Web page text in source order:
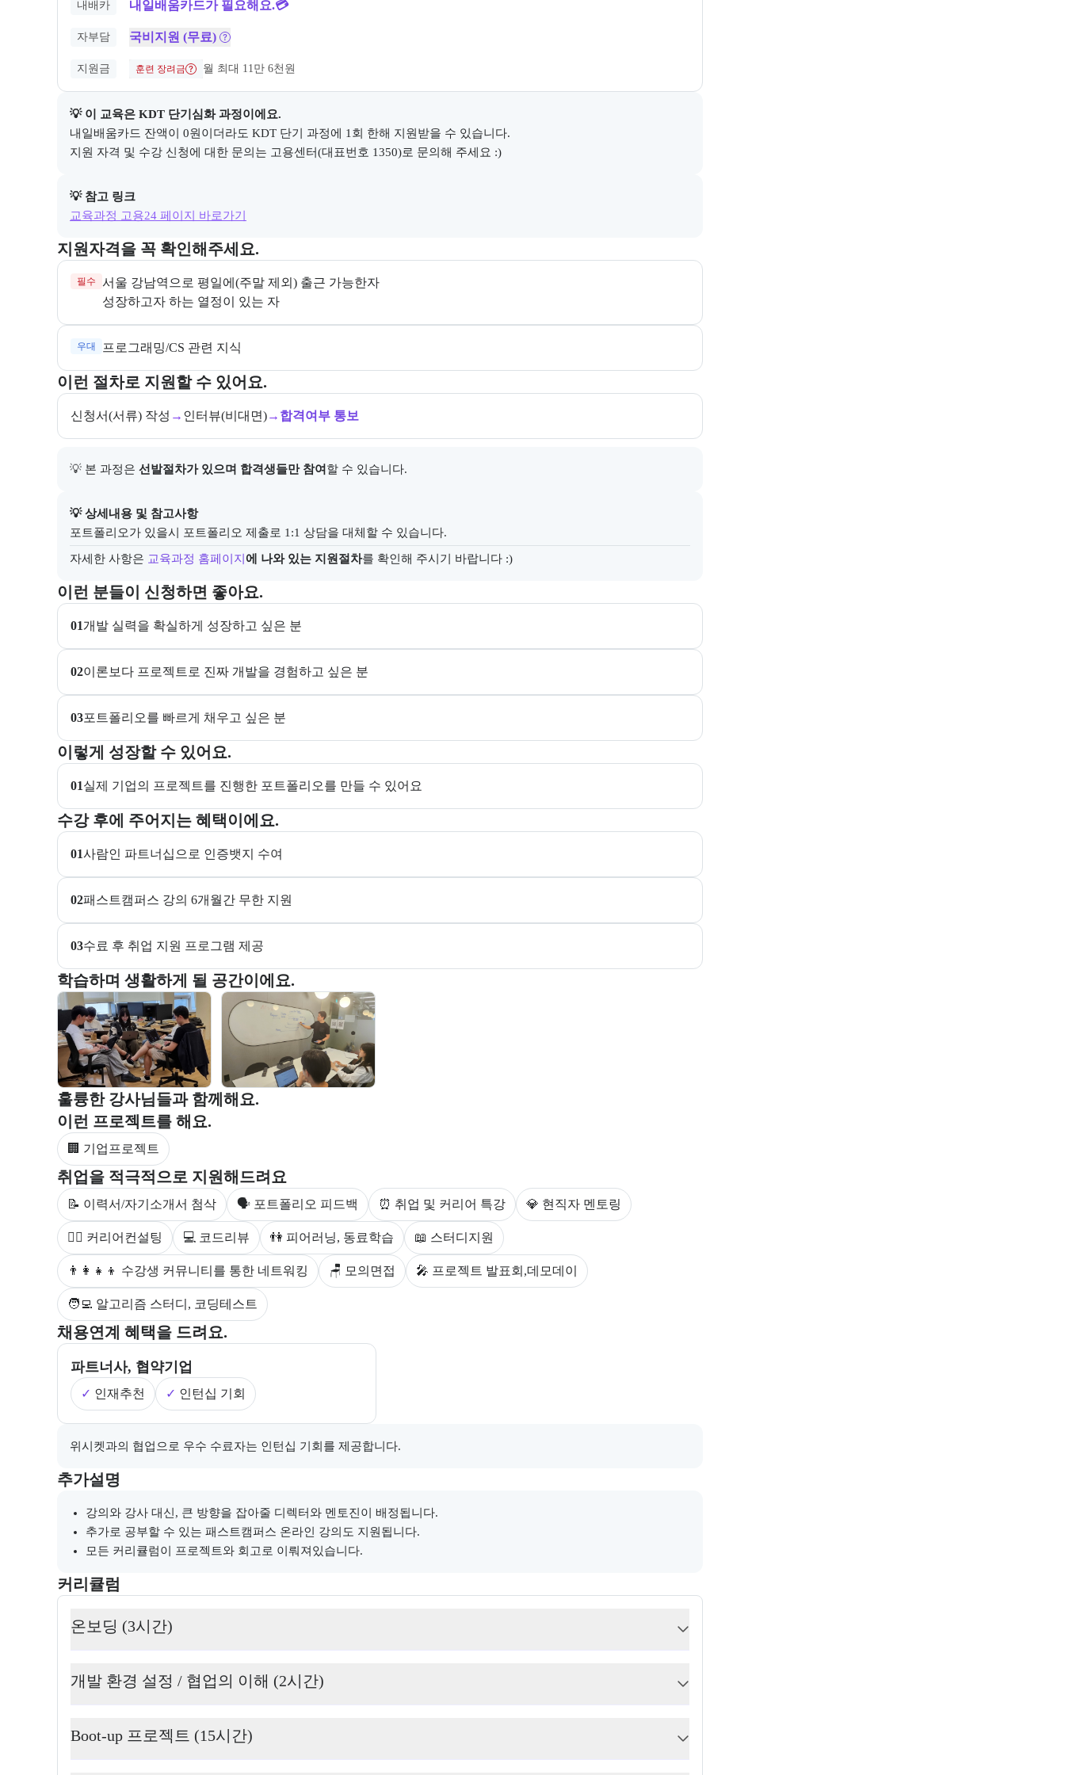
내배카 내일배움카드가 필요해요.💳
자부담 국비지원 (무료)
지원금 훈련 장려금 월 최대 11만 6천원
💡 이 교육은 KDT 단기심화 과정이에요.
내일배움카드 잔액이 0원이더라도 KDT 단기 과정에 1회 한해 지원받을 수 있습니다.
지원 자격 및 수강 신청에 대한 문의는 고용센터(대표번호 1350)로 문의해 주세요 :)
💡 참고 링크
교육과정 고용24 페이지 바로가기
지원자격을 꼭 확인해주세요.
교육과정 지원 자격과 우대 사항을 각각 묶어서 안내한다.
필수
성장하고자 하는 열정이 있는 자
우대 프로그래밍/CS 관련 지식
이런 절차로 지원할 수 있어요.
교육과정 지원 절차와 참여 조건, 상세 참고사항을 안내한다.
신청서(서류) 작성 → 인터뷰(비대면)→ 합격여부 통보
💡 본 과정은 선발절차가 있으며 합격생들만 참여 할 수 있습니다.
💡 상세내용 및 참고사항
아래에는 지원 절차의 상세 설명 및 참고 링크가 포함된다.
포트폴리오가 있을시 포트폴리오 제출로 1:1 상담을 대체할 수 있습니다.
자세한 사항은 교육과정 홈페이지 에 나와 있는 지원절차를 확인해 주시기 바랍니다 :)
이런 분들이 신청하면 좋아요.
이 교육과정이 어떤 분들께 추천되는지 항목으로 안내한다. 더보기 버튼으로 전체 추천 대상을 펼칠 수 있다.
01개발 실력을 확실하게 성장하고 싶은 분
02이론보다 프로젝트로 진짜 개발을 경험하고 싶은 분
03포트폴리오를 빠르게 채우고 싶은 분
이렇게 성장할 수 있어요.
이 교육과정에서 성취할 수 있는 목표를 항목으로 안내한다. 더보기 버튼으로 전체 목표를 펼칠 수 있다.
01실제 기업의 프로젝트를 진행한 포트폴리오를 만들 수 있어요
수강 후에 주어지는 혜택이에요.
교육과정 수강 시 제공되는 혜택 목록을 안내한다.
01사람인 파트너십으로 인증뱃지 수여
02패스트캠퍼스 강의 6개월간 무한 지원
03수료 후 취업 지원 프로그램 제공
학습하며 생활하게 될 공간이에요.
부트캠프 교육 환경 사진을 목록으로 보여준다.
교육 환경 사진 목록
훌륭한 강사님들과 함께해요.
부트캠프 강사 정보를 목록으로 안내한다.
이런 프로젝트를 해요.
부트캠프 과정에서 진행하는 프로젝트 유형을 안내한다.
🏢 기업프로젝트
취업을 적극적으로 지원해드려요
부트캠프 수강생을 대상으로 제공되는 취업 지원 서비스를 안내한다.
📝 이력서/자기소개서 첨삭 🗣 포트폴리오 피드백 ⏰ 취업 및 커리어 특강 💎 현직자 멘토링
💁‍♀️ 커리어컨설팅 💻 코드리뷰 👫 피어러닝, 동료학습 📖 스터디지원
👨‍👩‍👧‍👦 수강생 커뮤니티를 통한 네트워킹 🪑 모의면접 🎤 프로젝트 발표회,데모데이
🧑‍💻 알고리즘 스터디, 코딩테스트
채용연계 혜택을 드려요.
부트캠프의 채용 연계 기업 정보와 추가 안내 내용을 제공한다.
파트너사, 협약기업
✓ 인재추천 ✓ 인턴십 기회
채용 연계와 관련된 추가 안내 내용을 마크다운 형식으로 제공한다.
위시켓과의 협업으로 우수 수료자는 인턴십 기회를 제공합니다.
추가설명
부트캠프와 관련된 추가 안내 및 참고 사항을 제공한다.
강의와 강사 대신, 큰 방향을 잡아줄 디렉터와 멘토진이 배정됩니다.
추가로 공부할 수 있는 패스트캠퍼스 온라인 강의도 지원됩니다.
모든 커리큘럼이 프로젝트와 회고로 이뤄져있습니다.
커리큘럼
교육과정의 커리큘럼 정보를 안내한다.
커리큘럼
온보딩 (3시간)
개발 환경 설정 / 협업의 이해 (2시간)
Boot-up 프로젝트 (15시간)